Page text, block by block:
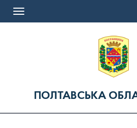
Toggle
ПОЛТАВСЬКА